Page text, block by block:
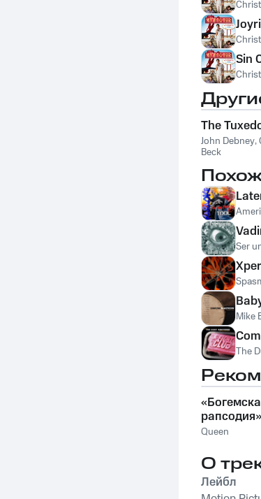
Sin
The
John Debney,
Beck
Ser
Mike
The
рапсодия»
Queen
О
Лейбл